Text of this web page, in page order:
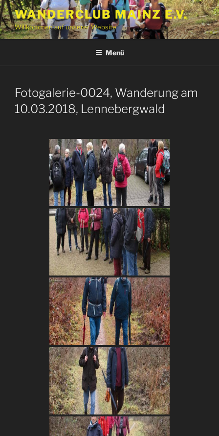
Zum
Inhalt
springen
WANDERCLUB MAINZ E.V.
Willkommen auf unserer Website
Menü
Fotogalerie-0024, Wanderung am
10.03.2018, Lennebergwald